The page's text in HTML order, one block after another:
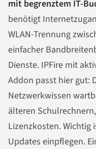
mit begrenztem IT-
benötigt
WLAN-Trennung
einfacher
Dienste. IPFire mit
Addon passt hier gut:
Netzwerkwissen
älteren
Lizenzkosten. Wichtig
Updates einpflegen.